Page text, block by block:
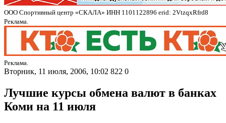
ООО Спортивный центр «СКАЛА» ИНН 1101122896 erid: 2VtzqxRfrd8
Реклама.
Реклама.
Вторник, 11 июля, 2006, 10:02 822 0
Лучшие курсы обмена валют в банках
Коми на 11 июля